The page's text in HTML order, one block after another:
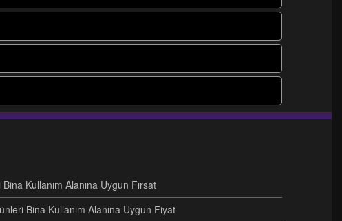
Kullanım Alanına Uygun Fırsat
Bina Kullanım Alanına Uygun Fiyat